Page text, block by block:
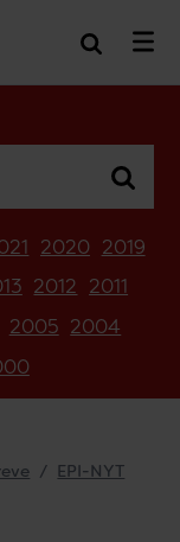
2020 2019
2012 2011
2005 2004
EPI-NYT